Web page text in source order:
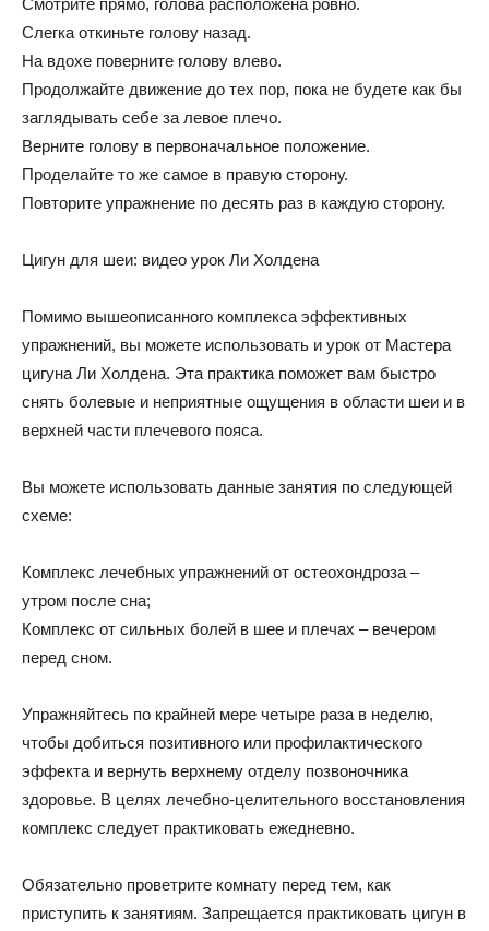
Смотрите прямо, голова расположена ровно.
Слегка откиньте голову назад.
На вдохе поверните голову влево.
Продолжайте движение до тех пор, пока не будете как бы
заглядывать себе за левое плечо.
Верните голову в первоначальное положение.
Проделайте то же самое в правую сторону.
Повторите упражнение по десять раз в каждую сторону.
Цигун для шеи: видео урок Ли Холдена
Помимо вышеописанного комплекса эффективных
упражнений, вы можете использовать и урок от Мастера
цигуна Ли Холдена. Эта практика поможет вам быстро
снять болевые и неприятные ощущения в области шеи и в
верхней части плечевого пояса.
Вы можете использовать данные занятия по следующей
схеме:
Комплекс лечебных упражнений от остеохондроза –
утром после сна;
Комплекс от сильных болей в шее и плечах – вечером
перед сном.
Упражняйтесь по крайней мере четыре раза в неделю,
чтобы добиться позитивного или профилактического
эффекта и вернуть верхнему отделу позвоночника
здоровье. В целях лечебно-целительного восстановления
комплекс следует практиковать ежедневно.
Обязательно проветрите комнату перед тем, как
приступить к занятиям. Запрещается практиковать цигун в